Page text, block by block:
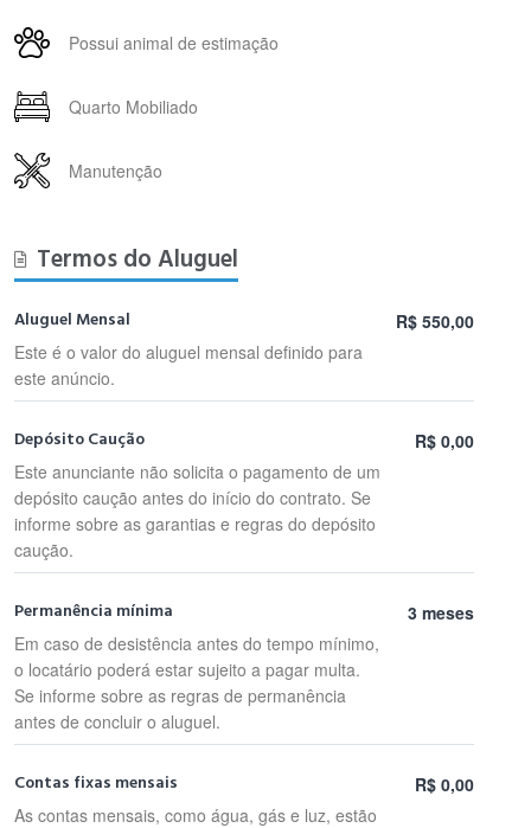
Possui animal de estimação
Quarto Mobiliado
Manutenção
Termos do Aluguel
Aluguel Mensal
Este é o valor do aluguel mensal definido para
este anúncio.
R$ 550,00
Depósito Caução
Este anunciante não solicita o pagamento de um
depósito caução antes do início do contrato. Se
informe sobre as garantias e regras do depósito
caução.
R$ 0,00
Permanência mínima
Em caso de desistência antes do tempo mínimo,
o locatário poderá estar sujeito a pagar multa.
Se informe sobre as regras de permanência
antes de concluir o aluguel.
3 meses
Contas fixas mensais
As contas mensais, como água, gás e luz, estão
R$ 0,00